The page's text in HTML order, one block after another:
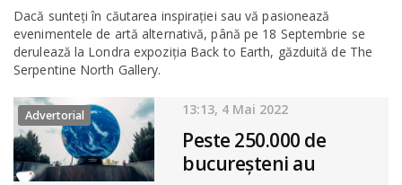
Dacă sunteți în căutarea inspirației sau vă pasionează
evenimentele de artă alternativă, până pe 18 Septembrie se
derulează la Londra expoziția Back to Earth, găzduită de The
Serpentine North Gallery.
Advertorial 13:13, 4 Mai 2022
Peste 250.000 de
bucureșteni au